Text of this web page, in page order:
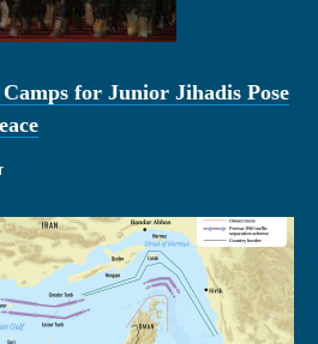
for Junior Jihadis Pose